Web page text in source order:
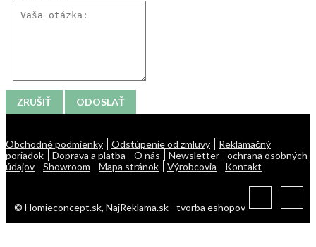
ZRUŠIŤ ODOSLAŤ
Obchodné podmienky Odstúpenie od zmluvy
Reklamačný
poriadok
Doprava a platba O nás
Newsletter - ochrana osobných
údajov
Showroom Mapa stránok Výrobcovia Kontakt
© Homieconcept.sk, NajReklama.sk - tvorba eshopov